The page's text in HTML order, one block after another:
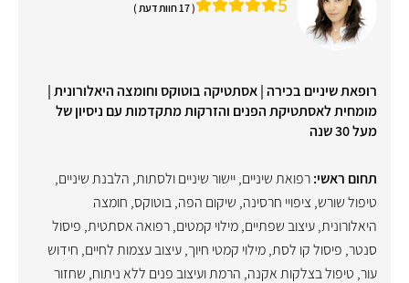
( 17 חוות דעת )
רופאת שיניים בכירה | אסתטיקה בוטוקס וחומצה היאלורונית |
מומחית לאסתטיקת הפנים והזרקות מתקדמות עם ניסיון של
מעל 30 שנה
תחום ראשי:רפואת שיניים,יישור שיניים ולסתות, הלבנת שיניים,
טיפול שורש, ציפויי חרסינה, שיקום הפה,בוטוקס, חומצה
היאלורונית,עיצוב שפתיים,מילוי קמטים,רפואה אסתטית, פיסול
סנטר, פיסול קו לסת,מילוי קמטי חיוך,עיצוב עצמות לחיים, חידוש
עור, טיפול בצלקות אקנה, הרמת ועיצוב פנים ללא ניתוח, שחזור